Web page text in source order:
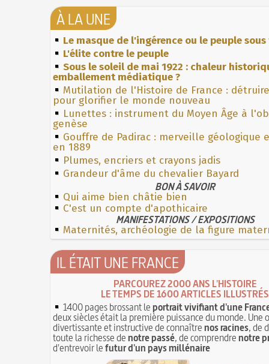
À LA UNE
Le masque de l'ingérence ou le peuple
L'élite contre le peuple
Sous le soleil de mai 1922 : chaleur
emballement médiatique ?
Mutilation de l'Histoire de France :
pour glorifier le monde nouveau
Lunettes : instrument du Moyen Âge à
genèse
Gouffre de Padirac : merveille géologique
en 1889
Plumes, encriers et crayons jadis
Grandeur d'âme du chevalier Bayard
BON À SAVOIR
Qui aime bien châtie bien
C'est un compte d'apothicaire
MANIFESTATIONS / EXPOSITIONS
Maternités, archéologie de la figure
IL ÉTAIT UNE FRANCE
PARCOUREZ 2000 ANS L'HISTOIRE
LE TEMPS DE 1600 ARTICLES ILLUSTRÉS
1400 pages brossant leportrait vivifiant d'une
deux siècles était la première puissance du monde. Une
divertissante et instructive de connaîtrenos racines, de
toute la richesse denotre passé, de comprendrenotre
d'entrevoir lefutur d'un pays millénaire